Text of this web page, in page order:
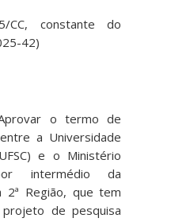
CC, constante do
42)
o termo de
a Universidade
e o Ministério
intermédio da
2ª Região, que tem
de pesquisa